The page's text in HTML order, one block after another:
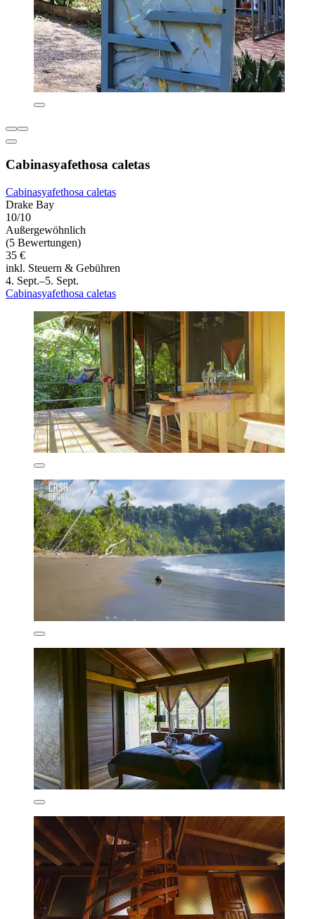
Cabinasyafethosa caletas
Cabinasyafethosa caletas
Drake Bay
10/10
Außergewöhnlich
(5 Bewertungen)
35 €
inkl. Steuern & Gebühren
4. Sept.–5. Sept.
Cabinasyafethosa caletas